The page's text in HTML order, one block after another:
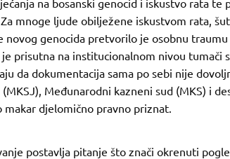
mnoge ljude obilježene iskustvom rata,
novog genocida pretvorilo je osobnu
prisutna na institucionalnom nivou
da dokumentacija sama po sebi nije
(MKSJ), Međunarodni kazneni sud (MKS) i
makar djelomično pravno priznat.
postavlja pitanje što znači okrenuti